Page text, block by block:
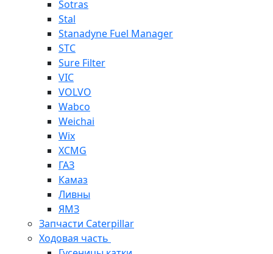
Sotras
Stal
Stanadyne Fuel Manager
STC
Sure Filter
VIC
VOLVO
Wabco
Weichai
Wix
XCMG
ГАЗ
Камаз
Ливны
ЯМЗ
Запчасти Caterpillar
Ходовая часть